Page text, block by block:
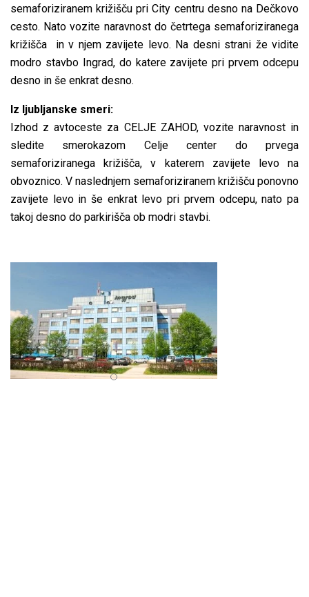
semaforiziranem križišču pri City centru desno na Dečkovo
cesto. Nato vozite naravnost do četrtega semaforiziranega
križišča in v njem zavijete levo. Na desni strani že vidite
modro stavbo Ingrad, do katere zavijete pri prvem odcepu
desno in še enkrat desno.
Iz ljubljanske smeri:
Izhod z avtoceste za CELJE ZAHOD, vozite naravnost in
sledite smerokazom Celje center do prvega
semaforiziranega križišča, v katerem zavijete levo na
obvoznico. V naslednjem semaforiziranem križišču ponovno
zavijete levo in še enkrat levo pri prvem odcepu, nato pa
takoj desno do parkirišča ob modri stavbi.